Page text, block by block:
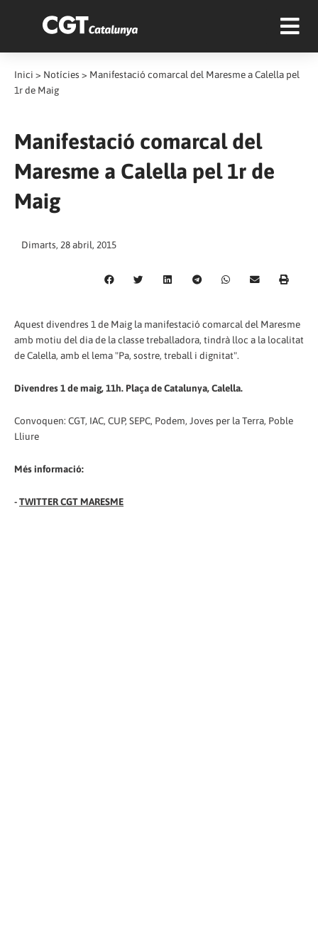
Inici > Notícies > Manifestació comarcal del Maresme a Calella pel
1r de Maig
Manifestació comarcal del
Maresme a Calella pel 1r de
Maig
Dimarts, 28 abril, 2015
Aquest divendres 1 de Maig la manifestació comarcal del Maresme
amb motiu del dia de la classe treballadora, tindrà lloc a la localitat
de Calella, amb el lema "Pa, sostre, treball i dignitat".
Divendres 1 de maig, 11h. Plaça de Catalunya, Calella.
Convoquen: CGT, IAC, CUP, SEPC, Podem, Joves per la Terra, Poble
Lliure
Més informació:
-TWITTER CGT MARESME